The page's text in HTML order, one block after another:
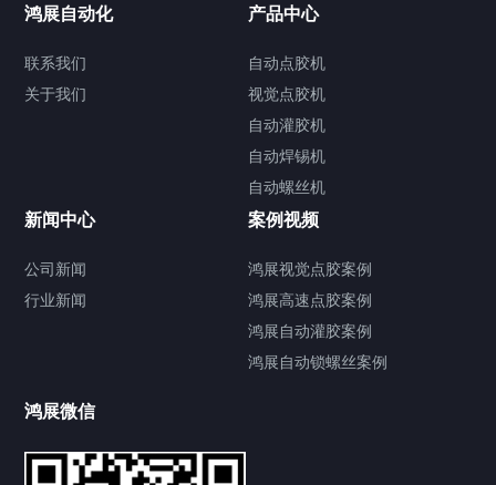
联系我们
关于我们
鸿展自动化
联系我们
关于我们
产品中心
自动点胶机
视觉点胶机
自动灌胶机
自动焊锡机
自动螺丝机
新闻中心
公司新闻
行业新闻
案例视频
鸿展视觉点胶案例
鸿展高速点胶案例
鸿展自动灌胶案例
鸿展自动锁螺丝案例
鸿展微信